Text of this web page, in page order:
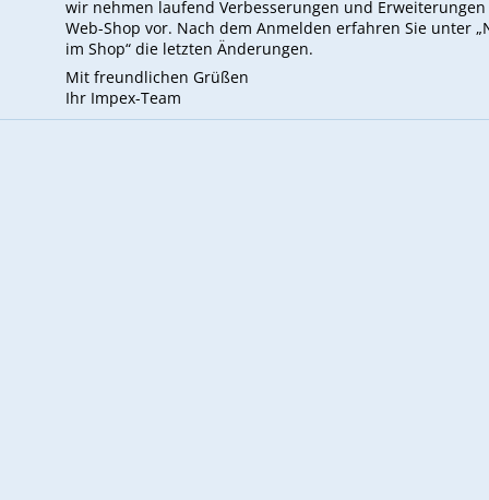
wir neh­men lau­fend Ver­bes­se­run­gen und Er­wei­te­run­gen
Web-Shop vor. Nach dem An­mel­den er­fah­ren Sie un­ter
im Shop“ die letz­ten Än­de­run­gen.
Mit freund­li­chen Grü­ßen
Ihr Im­pex-Team